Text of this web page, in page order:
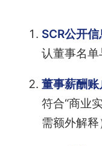
SCR公开信
认董事名单
董事薪酬账
符合“商业
需额外解释